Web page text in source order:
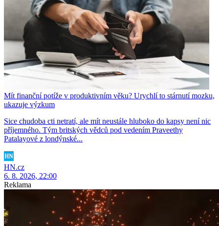
Mít finanční potíže v produktivním věku? Urychlí to stárnutí mozku,
ukazuje výzkum
Sice chudoba cti netratí, ale mít neustále hluboko do kapsy není nic
příjemného. Tým britských vědců pod vedením Praveethy
Patalayové z londýnské...
HN.cz
6. 8. 2026, 22:00
Reklama